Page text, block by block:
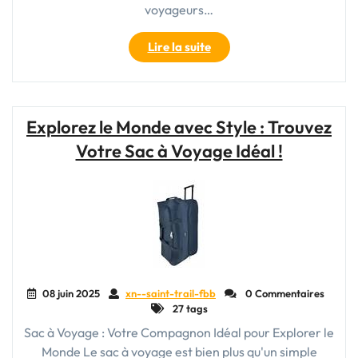
voyageurs…
Lire la suite"Le
Petit
Sac
à
Roulette
Explorez le Monde avec Style : Trouvez
Votre Sac à Voyage Idéal !
08 juin 2025 xn--saint-trail-fbb
0 Commentaires
27 tags
Sac à Voyage : Votre Compagnon Idéal pour Explorer le
Monde Le sac à voyage est bien plus qu'un simple